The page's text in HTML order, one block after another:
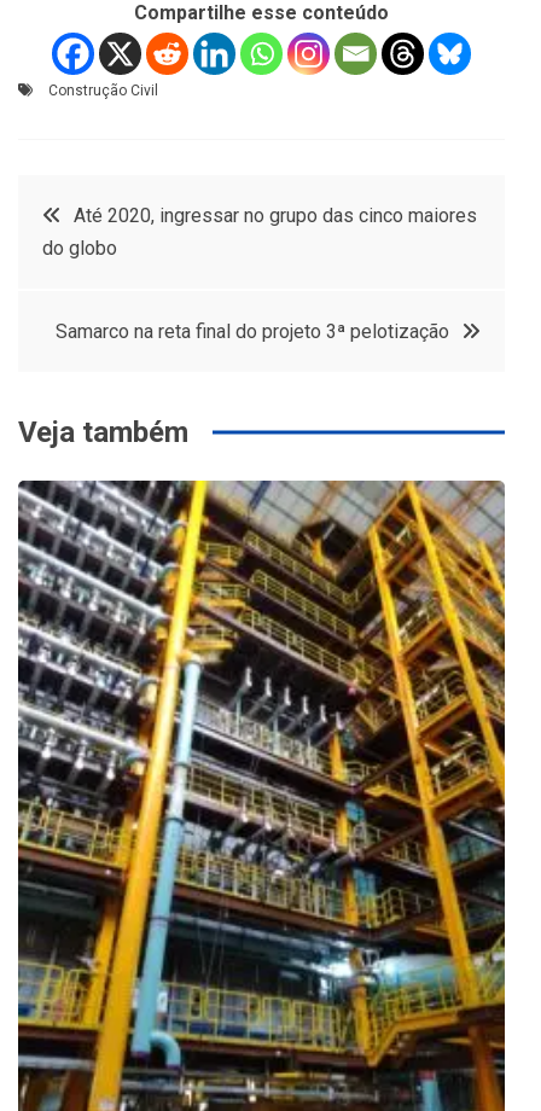
Compartilhe esse conteúdo
Construção Civil
Navegação
Post
Até 2020, ingressar no grupo das cinco maiores
do globo
Samarco na reta final do projeto 3ª pelotização
Veja também